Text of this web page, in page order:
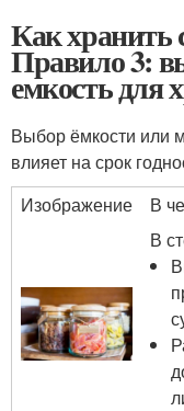
Как хранить
Правило 3:
емкость для
Выбор ёмкости или
влияет на срок
Изображение
В
В